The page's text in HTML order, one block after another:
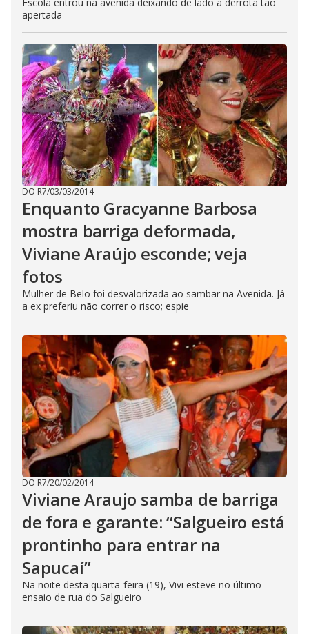
apertada
DO R7/03/03/2014
Enquanto Gracyanne Barbosa
mostra barriga deformada,
Viviane Araújo esconde; veja
fotos
Mulher de Belo foi desvalorizada ao sambar na Avenida. Já
a ex preferiu não correr o risco; espie
DO R7/20/02/2014
Viviane Araujo samba de barriga
de fora e garante: “Salgueiro está
prontinho para entrar na
Sapucaí”
Na noite desta quarta-feira (19), Vivi esteve no último
ensaio de rua do Salgueiro